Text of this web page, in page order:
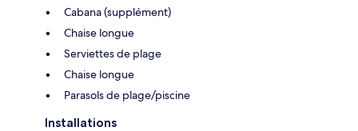
Cabana (supplément)
Chaise longue
Serviettes de plage
Chaise longue
Parasols de plage/piscine
Installations